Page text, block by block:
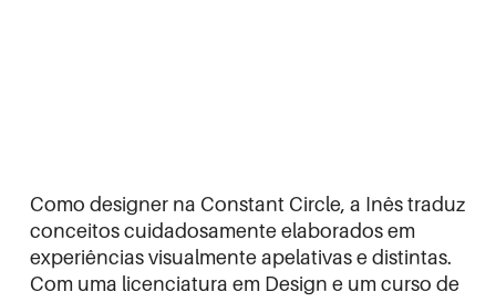
Como designer na Constant Circle, a Inês traduz
conceitos cuidadosamente elaborados em
experiências visualmente apelativas e distintas.
Com uma licenciatura em Design e um curso de